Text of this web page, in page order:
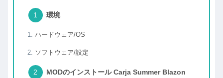
環境
ハードウェア/OS
ソフトウェア/設定
MODのインストール Carja Summer Blazon